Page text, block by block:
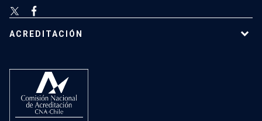
ACREDITACIÓN